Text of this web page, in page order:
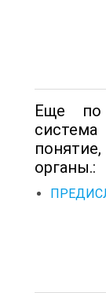
Еще по
органы.: